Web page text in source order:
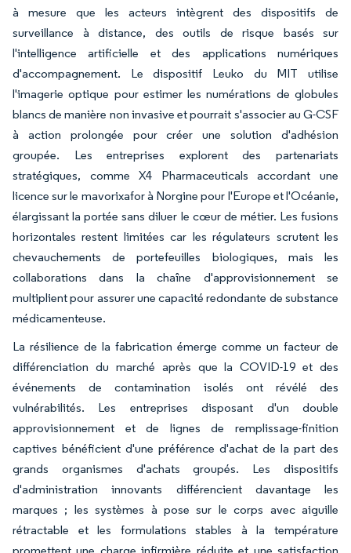
à mesure que les acteurs intègrent des dispositifs de
surveillance à distance, des outils de risque basés sur
l'intelligence artificielle et des applications numériques
d'accompagnement. Le dispositif Leuko du MIT utilise
l'imagerie optique pour estimer les numérations de globules
blancs de manière non invasive et pourrait s'associer au G-CSF
à action prolongée pour créer une solution d'adhésion
groupée. Les entreprises explorent des partenariats
stratégiques, comme X4 Pharmaceuticals accordant une
licence sur le mavorixafor à Norgine pour l'Europe et l'Océanie,
élargissant la portée sans diluer le cœur de métier. Les fusions
horizontales restent limitées car les régulateurs scrutent les
chevauchements de portefeuilles biologiques, mais les
collaborations dans la chaîne d'approvisionnement se
multiplient pour assurer une capacité redondante de substance
médicamenteuse.
La résilience de la fabrication émerge comme un facteur de
différenciation du marché après que la COVID-19 et des
événements de contamination isolés ont révélé des
vulnérabilités. Les entreprises disposant d'un double
approvisionnement et de lignes de remplissage-finition
captives bénéficient d'une préférence d'achat de la part des
grands organismes d'achats groupés. Les dispositifs
d'administration innovants différencient davantage les
marques ; les systèmes à pose sur le corps avec aiguille
rétractable et les formulations stables à la température